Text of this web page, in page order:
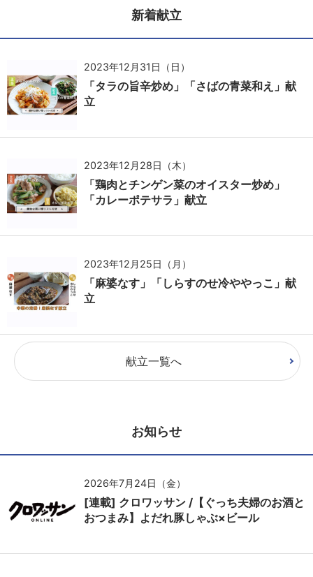
新着献立
2023年12月31日（日）
「タラの旨辛炒め」「さばの青菜和え」献
立
2023年12月28日（木）
「鶏肉とチンゲン菜のオイスター炒め」
「カレーポテサラ」献立
2023年12月25日（月）
「麻婆なす」「しらすのせ冷ややっこ」献
立
献立一覧へ
お知らせ
2026年7月24日（金）
[連載] クロワッサン /【ぐっち夫婦のお酒と
おつまみ】よだれ豚しゃぶ×ビール